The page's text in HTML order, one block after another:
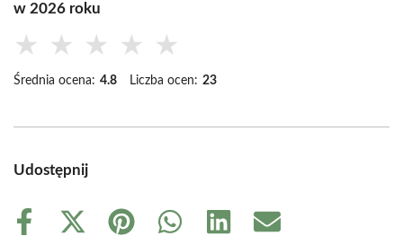
w 2026 roku
★ ★ ★ ★ ★
Średnia ocena: 4.8 Liczba ocen: 23
Udostępnij
Share
Share
Share
Share
Share
Share